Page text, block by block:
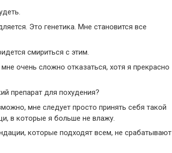
Это генетика. Мне становится все
смириться с этим.
очень сложно отказаться, хотя я прекрасно
препарат для похудения?
мне следует просто принять себя такой
в которые я больше не влажу.
которые подходят всем, не срабатывают